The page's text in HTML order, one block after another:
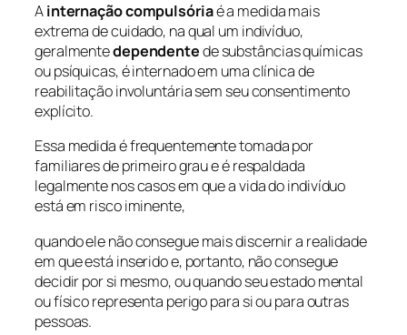
Ainternação compulsóriaé a medida mais
extrema de cuidado, na qual um indivíduo,
geralmentedependentede substâncias químicas
ou psíquicas, é internado em uma clínica de
reabilitação involuntária sem seu consentimento
explícito.
Essa medida é frequentemente tomada por
familiares de primeiro grau e é respaldada
legalmente nos casos em que a vida do indivíduo
está em risco iminente,
quando ele não consegue mais discernir a realidade
em que está inserido e, portanto, não consegue
decidir por si mesmo, ou quando seu estado mental
ou físico representa perigo para si ou para outras
pessoas.